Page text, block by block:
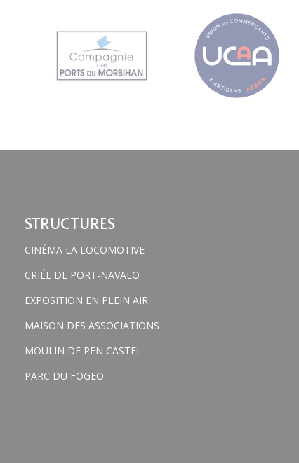
STRUCTURES
CINÉMA LA LOCOMOTIVE
CRIÉE DE PORT-NAVALO
EXPOSITION EN PLEIN AIR
MAISON DES ASSOCIATIONS
MOULIN DE PEN CASTEL
PARC DU FOGEO